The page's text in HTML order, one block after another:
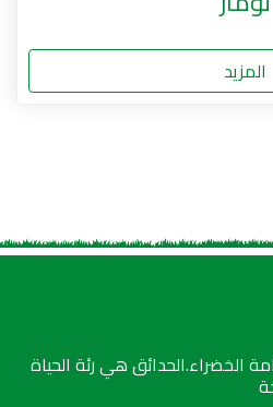
المزيد
الخضراء.الحدائق هي رئة الحياة